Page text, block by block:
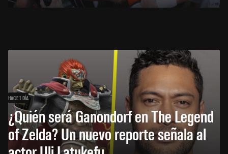
HACE 1 DÍA
¿Quién será Ganondorf en The Legend
of Zelda? Un nuevo reporte señala al